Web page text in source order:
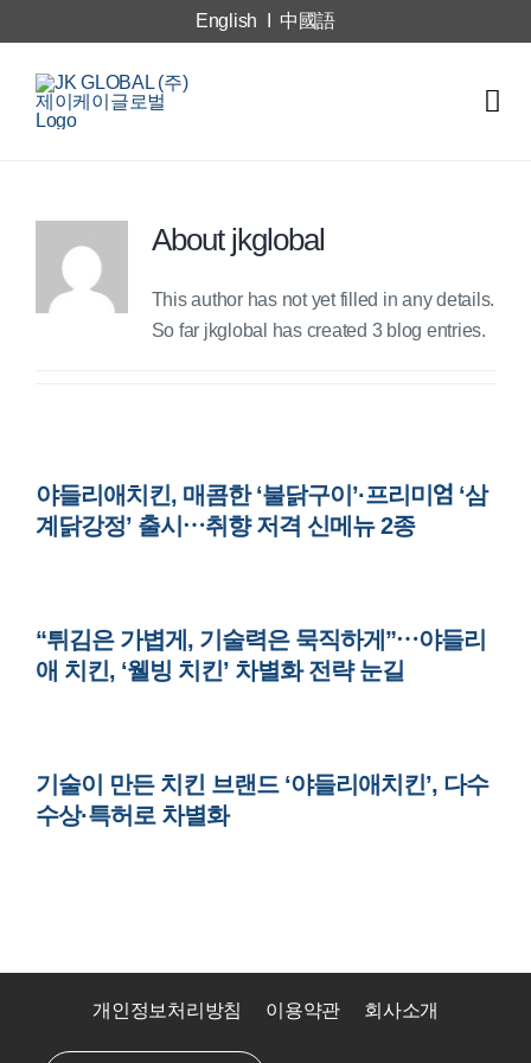
to
content
English 中國語
사업영역
브랜드 소개
About jkglobal
This author has not yet filled in any details.
So far jkglobal has created 3 blog entries.
야들리애치킨, 매콤한 ‘불닭구이’·프리미엄 ‘삼
계닭강정’ 출시…취향 저격 신메뉴 2종
“튀김은 가볍게, 기술력은 묵직하게”…야들리
애 치킨, ‘웰빙 치킨’ 차별화 전략 눈길
기술이 만든 치킨 브랜드 ‘야들리애치킨’, 다수
수상·특허로 차별화
개인정보처리방침 이용약관 회사소개